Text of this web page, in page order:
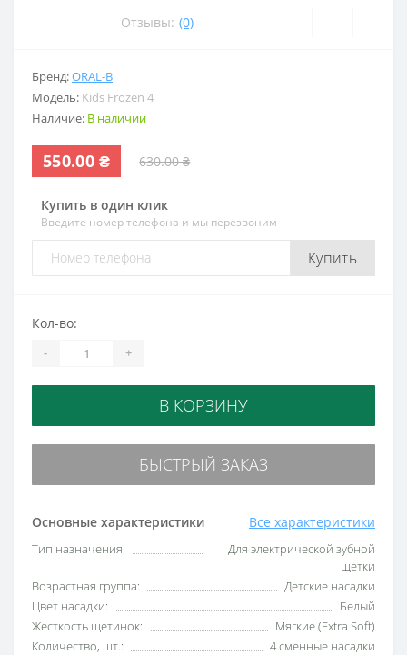
Отзывы: (0)
Бренд:ORAL-B
Модель: Kids Frozen 4
Наличие: В наличии
550.00 ₴ 630.00 ₴
Купить в один клик
Введите номер телефона и мы перезвоним
Купить
Основные характеристики Все характеристики
Тип назначения:
Для электрической зубной
щетки
Возрастная группа:
Детские насадки
Цвет насадки:
Белый
Жесткость щетинок:
Мягкие (Extra Soft)
Количество, шт.:
4 сменные насадки
Кол-во:
- +
В КОРЗИНУ
БЫСТРЫЙ ЗАКАЗ